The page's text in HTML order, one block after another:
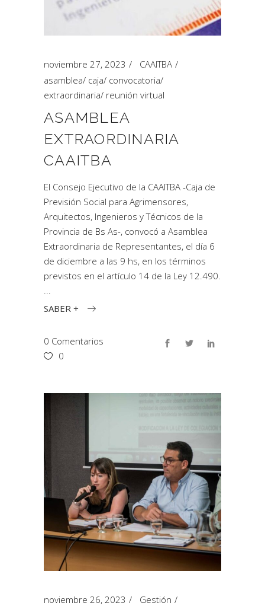
noviembre 27, 2023
CAAITBA
asamblea/ caja/ convocatoria/
extraordinaria/ reunión virtual
ASAMBLEA
EXTRAORDINARIA
CAAITBA
El Consejo Ejecutivo de la CAAITBA -Caja de
Previsión Social para Agrimensores,
Arquitectos, Ingenieros y Técnicos de la
Provincia de Bs As-, convocó a Asamblea
Extraordinaria de Representantes, el día 6
de diciembre a las 9 hs, en los términos
previstos en el artículo 14 de la Ley 12.490.
SABER +
0 Comentarios
0
noviembre 26, 2023
Gestión